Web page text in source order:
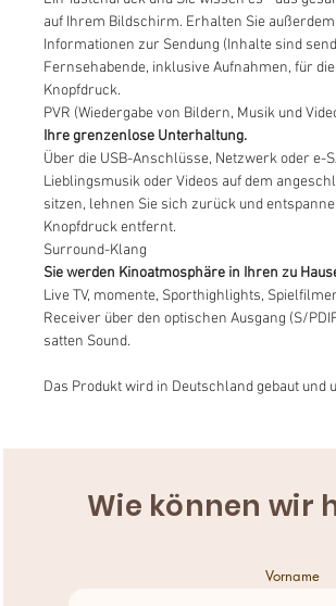
auf Ihrem Bildschirm. Erhalten Sie
Informationen zur Sendung (Inhalte sind
Fernsehabende, inklusive Aufnahmen, für
Knopfdruck.
PVR (Wiedergabe von Bildern, Musik und
Ihre grenzenlose Unterhaltung.
Über die USB-Anschlüsse, Netzwerk oder e-
Lieblingsmusik oder Videos auf dem
sitzen, lehnen Sie sich zurück und
Knopfdruck entfernt.
Surround-Klang
Sie werden Kinoatmosphäre in Ihren zu
Live TV, momente, Sporthighlights,
Receiver über den optischen Ausgang (S/
satten Sound.
Das Produkt wird in Deutschland gebaut und
Wie können wir
Vorname